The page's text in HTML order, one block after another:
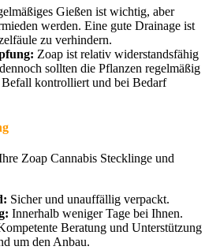
Gießen ist wichtig, aber
werden. Eine gute Drainage ist
zu verhindern.
Zoap ist relativ widerstandsfähig
sollten die Pflanzen regelmäßig
kontrolliert und bei Bedarf
Zoap Cannabis Stecklinge und
Sicher und unauffällig verpackt.
Innerhalb weniger Tage bei Ihnen.
Beratung und Unterstützung
um den Anbau.